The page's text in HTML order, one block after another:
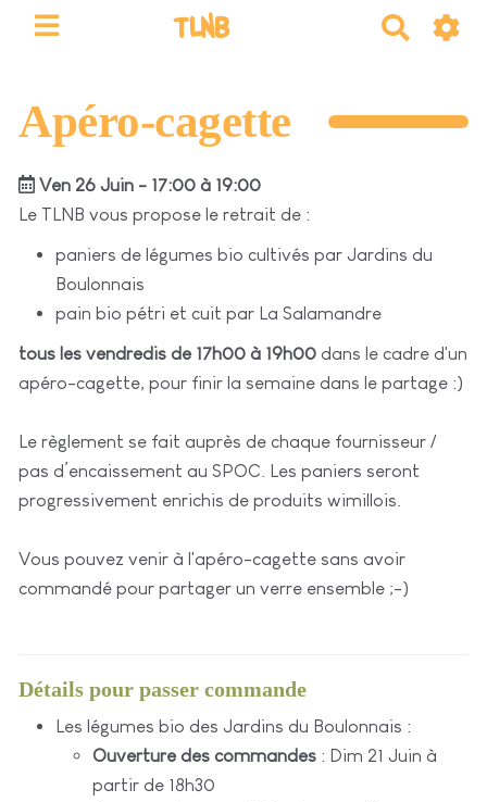
TLNB
e
e
Apéro-cagette
Ven 26 Juin - 17:00 à 19:00
Le TLNB vous propose le retrait de :
paniers de légumes bio cultivés par Jardins du
Boulonnais
pain bio pétri et cuit par La Salamandre
tous les vendredis de 17h00 à 19h00 dans le cadre d'un
apéro-cagette, pour finir la semaine dans le partage :)
Le règlement se fait auprès de chaque fournisseur /
pas d’encaissement au SPOC. Les paniers seront
progressivement enrichis de produits wimillois.
Vous pouvez venir à l'apéro-cagette sans avoir
commandé pour partager un verre ensemble ;-)
Détails pour passer commande
Les légumes bio des Jardins du Boulonnais :
Ouverture des commandes : Dim 21 Juin à
partir de 18h30